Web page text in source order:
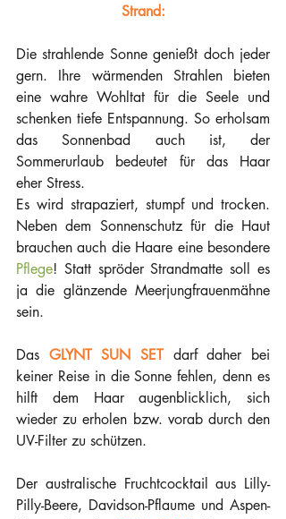
Strand:
Die strahlende Sonne genießt doch jeder
gern. Ihre wärmenden Strahlen bieten
eine wahre Wohltat für die Seele und
schenken tiefe Entspannung. So erholsam
das Sonnenbad auch ist, der
Sommerurlaub bedeutet für das Haar
eher Stress.
Es wird strapaziert, stumpf und trocken.
Neben dem Sonnenschutz für die Haut
Pflege! Statt spröder Strandmatte soll es
ja die glänzende Meerjungfrauenmähne
sein.
Das GLYNT SUN SET darf daher bei
keiner Reise in die Sonne fehlen, denn es
hilft dem Haar augenblicklich, sich
wieder zu erholen bzw. vorab durch den
UV-Filter zu schützen.
Der australische Fruchtcocktail aus Lilly-
Pilly-Beere, Davidson-Pflaume und Aspen-